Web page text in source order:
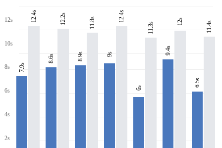
12s
10s
8s
6s
4s
2s
7.9s
12.4s
8.6s
12.2s
8.9s
11.8s
9s
12.4s
6s
11.3s
9.4s
12s
6.5s
11.4s